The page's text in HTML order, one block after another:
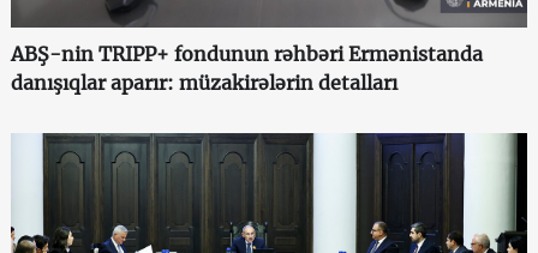
ABŞ-nin TRIPP+ fondunun rəhbəri Ermənistanda
danışıqlar aparır: müzakirələrin detalları